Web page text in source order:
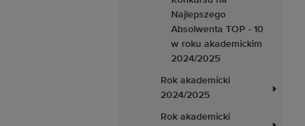
Najlepszego
Absolwenta TOP - 10
w roku akademickim
2024/2025
Rok akademicki
2024/2025
Rok akademicki